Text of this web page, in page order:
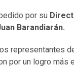
por su
Barandiarán.
os representantes
por un logro más